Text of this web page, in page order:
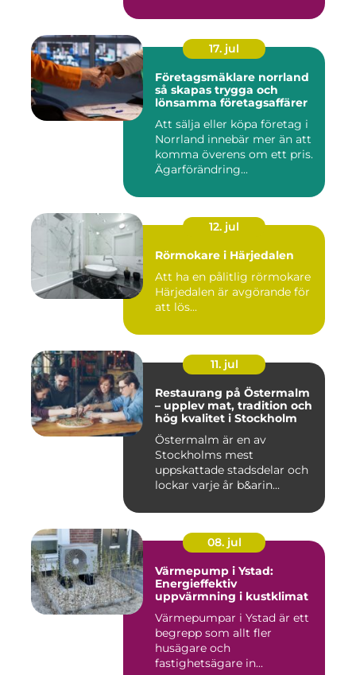
17. jul
Företagsmäklare norrland
så skapas trygga och
lönsamma företagsaffärer
Att sälja eller köpa företag i
Norrland innebär mer än att
komma överens om ett pris.
Ägarförändring...
12. jul
Rörmokare i Härjedalen
Att ha en pålitlig rörmokare
Härjedalen är avgörande för
att lös...
11. jul
Restaurang på Östermalm
– upplev mat, tradition och
hög kvalitet i Stockholm
Östermalm är en av
Stockholms mest
uppskattade stadsdelar och
lockar varje år b&arin...
08. jul
Värmepump i Ystad:
Energieffektiv
uppvärmning i kustklimat
Värmepumpar i Ystad är ett
begrepp som allt fler
husägare och
fastighetsägare in...